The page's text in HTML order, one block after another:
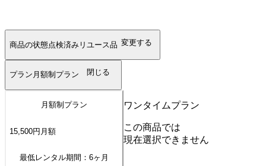
商品の状態点検済みリユース品 変更する
プラン 月額制プラン 閉じる
月額制プラン
15,500円 月額
最低レンタル期間：6ヶ月
ワンタイムプラン
この商品では
現在選択できません